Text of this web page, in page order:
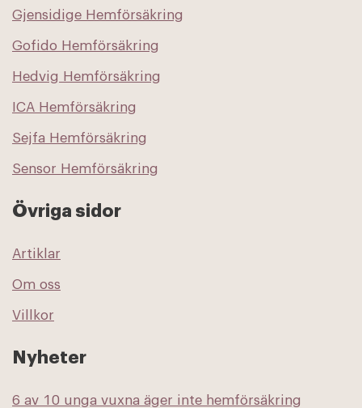
Gjensidige Hemförsäkring
Gofido Hemförsäkring
Hedvig Hemförsäkring
ICA Hemförsäkring
Sejfa Hemförsäkring
Sensor Hemförsäkring
Övriga sidor
Artiklar
Om oss
Villkor
Nyheter
6 av 10 unga vuxna äger inte hemförsäkring